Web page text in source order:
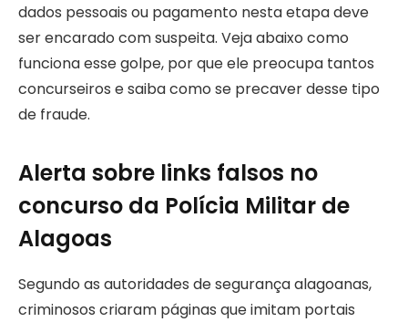
dados pessoais ou pagamento nesta etapa deve
ser encarado com suspeita. Veja abaixo como
funciona esse golpe, por que ele preocupa tantos
concurseiros e saiba como se precaver desse tipo
de fraude.
Alerta sobre links falsos no
concurso da Polícia Militar de
Alagoas
Segundo as autoridades de segurança alagoanas,
criminosos criaram páginas que imitam portais